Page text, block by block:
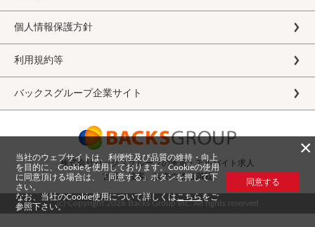
個人情報保護方針
利用規約等
バックスグループ企業サイト
株式会社バックスグループの派遣・アルバイト求人
営業、接客、販売の情報満載
(c) Copyright2026 Backs Group Inc. All rights reserved
×
当社のウェブサイトは、利便性及び品質の維持・向上
を目的に、Cookieを使用しております。Cookieの使用
に同意頂ける場合は、「同意する」ボタンを押して下
さい。
なお、当社のCookie使用について詳しくは こちら をご
参照下さい。
同意する